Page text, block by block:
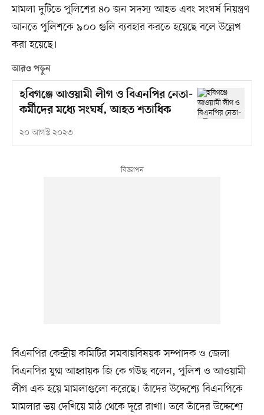
মামলা দুটিতে পুলিশের ৪০ জন সদস্য আহত এবং সংঘর্ষ নিয়ন্ত্রণ
আনতে পুলিশকে ৯০০ গুলি ব্যবহার করতে হয়েছে বলে উল্লেখ
করা হয়েছে।
আরও পড়ুন
হবিগঞ্জে আওয়ামী লীগ ও বিএনপির নেতা-
কর্মীদের মধ্যে সংঘর্ষ, আহত শতাধিক
২০ আগস্ট ২০২৩
বিএনপির কেন্দ্রীয় কমিটির সমবায়বিষয়ক সম্পাদক ও জেলা
বিএনপির যুগ্ম আহ্বায়ক জি কে গউছ বলেন, পুলিশ ও আওয়ামী
লীগ এক হয়ে মামলাগুলো করেছে। তাঁদের উদ্দেশ্যে বিএনপিকে
মামলার ভয় দেখিয়ে মাঠ থেকে দূরে রাখা। তবে তাঁদের উদ্দেশ্যে